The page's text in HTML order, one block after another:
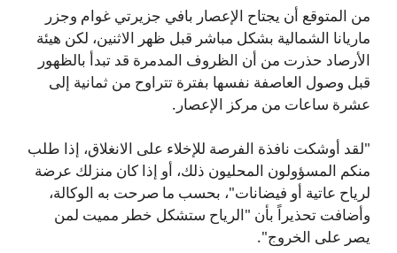
من المتوقع أن يجتاح الإعصار بافي جزيرتي غوام وجزر
ماريانا الشمالية بشكل مباشر قبل ظهر الاثنين، لكن هيئة
الأرصاد حذرت من أن الظروف المدمرة قد تبدأ بالظهور
قبل وصول العاصفة نفسها بفترة تتراوح من ثمانية إلى
عشرة ساعات من مركز الإعصار.
"لقد أوشكت نافذة الفرصة للإخلاء على الانغلاق، إذا طلب
منكم المسؤولون المحليون ذلك، أو إذا كان منزلك عرضة
لرياح عاتية أو فيضانات"، بحسب ما صرحت به الوكالة،
وأضافت تحذيراً بأن "الرياح ستشكل خطر مميت لمن
يصر على الخروج".